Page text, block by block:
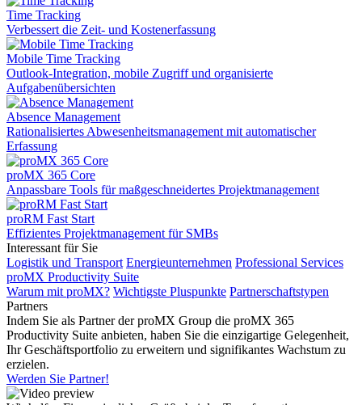
Time Tracking
Verbessert die Zeit- und Kostenerfassung
Mobile Time Tracking
Outlook-Integration, mobile Zugriff und organisierte
Aufgabenübersichten
Absence Management
Rationalisiertes Abwesenheitsmanagement mit automatischer
Erfassung
proMX 365 Core
Anpassbare Tools für maßgeschneidertes Projektmanagement
proRM Fast Start
Effizientes Projektmanagement für SMBs
Interessant für Sie
Logistik und Transport Energieunternehmen Professional Services
proMX Productivity Suite
Warum mit proMX? Wichtigste Pluspunkte Partnerschaftstypen
Partners
Indem Sie als Partner der proMX Group die proMX 365
Productivity Suite anbieten, haben Sie die einzigartige Gelegenheit,
Ihr Geschäftsportfolio zu erweitern und signifikantes Wachstum zu
erzielen.
Werden Sie Partner!